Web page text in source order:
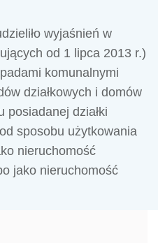
wyjaśnień w
od 1 lipca 2013 r.)
komunalnymi
działkowych i domów
posiadanej działki
sposobu użytkowania
nieruchomość
jako nieruchomość